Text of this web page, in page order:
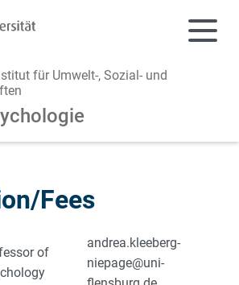
für Umwelt-, Sozial- und
Fees
of
andrea.kleeberg-
niepage@uni-